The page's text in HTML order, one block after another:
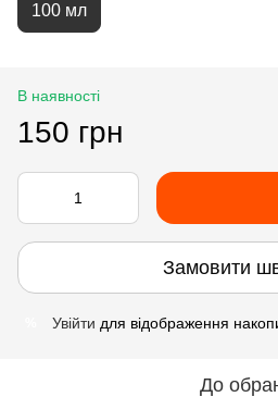
100 мл
В наявності
150 грн
Замовити
Увійти для відображення
До